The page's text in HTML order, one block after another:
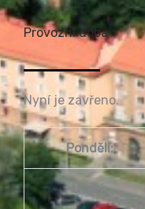
Provozní doba
Nyní je zavřeno.
Pondělí:
Úterý: